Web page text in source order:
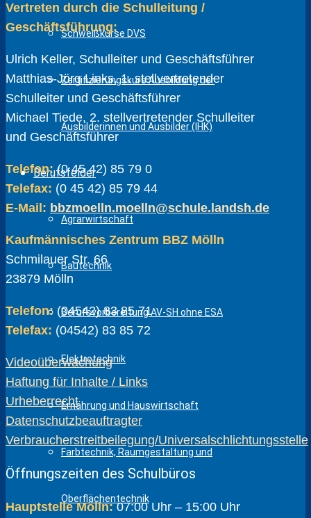
Schweißkurse DVS
Zertifizierungskurs Ausbildung der
Ausbilderinnen und Ausbilder (IHK)
Berufsfelder
Agrarwirtschaft
Bautechnik
Berufsvorbereitung AV-SH ohne ESA
Elektrotechnik
Ernährung und Hauswirtschaft
Farbtechnik, Raumgestaltung und
Oberflächentechnik
Vertreten durch die Schulleitung /
Geschäftsführung:
Ulrich Keller, Schulleiter und Geschäftsführer
Matthias-Jörg Links, 1. stellvertretender
Schulleiter und Geschäftsführer
Michael Tiede, 2. stellvertretender Schulleiter
und Geschäftsführer
Telefon:(0 45 42) 85 79 0
Telefax: (0 45 42) 85 79 44
E-Mail: bbzmoelln.moelln@schule.landsh.de
Kaufmännisches Zentrum BBZ Mölln
Schmilauer Str. 66
23879 Mölln
Telefon: (04542) 83 85 71
Telefax: (04542) 83 85 72
Videoüberwachung
Haftung für Inhalte / Links
Urheberrecht
Datenschutzbeauftragter
Verbraucherstreitbeilegung/Universalschlichtungsstelle
Öffnungszeiten des Schulbüros
Hauptstelle Mölln:07:00 Uhr – 15:00 Uhr